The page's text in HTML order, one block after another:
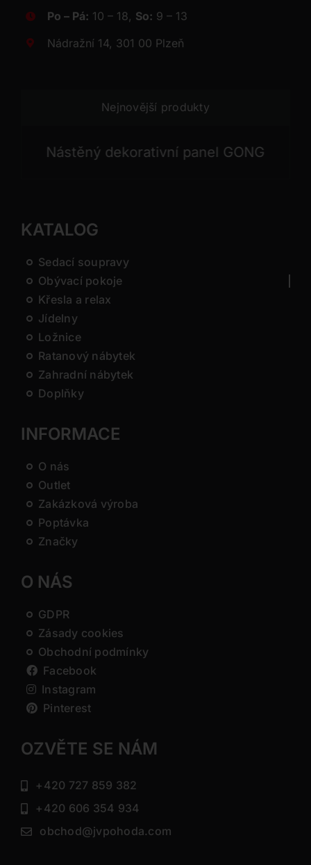
Po – Pá: 10 – 18, So: 9 – 13
Nádražní 14, 301 00 Plzeň
Nejnovější produkty
Nástěný dekorativní panel GONG
KATALOG
Sedací soupravy
Obývací pokoje
Křesla a relax
Jídelny
Ložnice
Ratanový nábytek
Zahradní nábytek
Doplňky
INFORMACE
O nás
Outlet
Zakázková výroba
Poptávka
Značky
O NÁS
GDPR
Zásady cookies
Obchodní podmínky
Facebook
Instagram
Pinterest
OZVĚTE SE NÁM
+420 727 859 382
+420 606 354 934
obchod@jvpohoda.com